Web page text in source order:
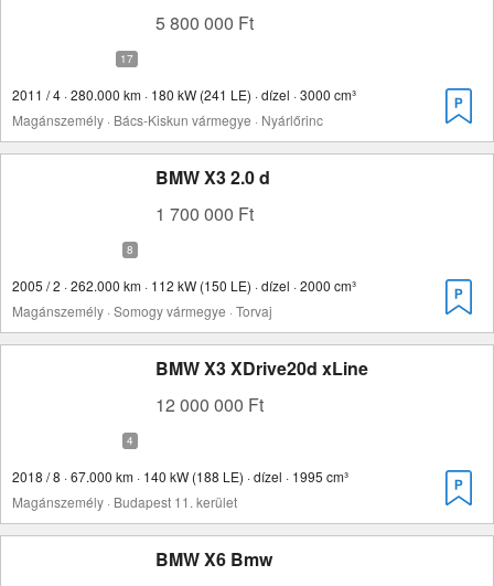
5 800 000 Ft
2011 / 4 · 280.000 km · 180 kW (241 LE) · dízel · 3000 cm³
Magánszemély · Bács-Kiskun vármegye · Nyárlőrinc
BMW X3 2.0 d
1 700 000 Ft
2005 / 2 · 262.000 km · 112 kW (150 LE) · dízel · 2000 cm³
Magánszemély · Somogy vármegye · Torvaj
BMW X3 XDrive20d xLine
12 000 000 Ft
2018 / 8 · 67.000 km · 140 kW (188 LE) · dízel · 1995 cm³
Magánszemély · Budapest 11. kerület
BMW X6 Bmw